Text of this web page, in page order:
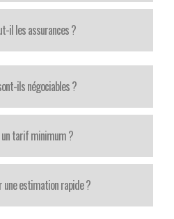
il les assurances ?
ils négociables ?
tarif minimum ?
une estimation rapide ?